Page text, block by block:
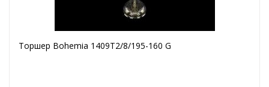
Торшер Bohemia 1409T2/8/195-160 G